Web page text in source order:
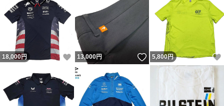
18,000円 いいね！
13,000円 いいね！
5,800円